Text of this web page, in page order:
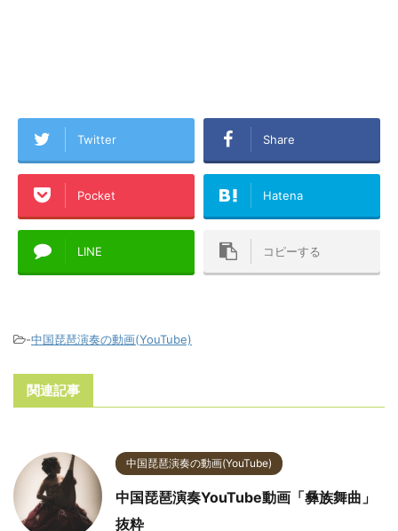
Twitter Share
Pocket Hatena
LINE コピーする
-中国琵琶演奏の動画(YouTube)
関連記事
中国琵琶演奏の動画(YouTube)
中国琵琶演奏YouTube動画「彝族舞曲」
抜粋